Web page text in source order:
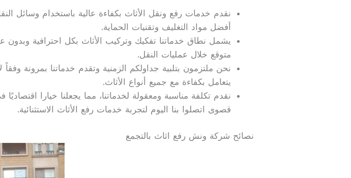
نقدم خدمات رفع ونقل الأثاث بكفاءة عالية باستخدام وسائل
أفضل مواد التغليف وتقنيات الحماية.
يشمل نطاق خدماتنا تفكيك وتركيب الأثاث بكل احترافية
متوقع خلال عمليات النقل.
نحن ملتزمون بتلبية جداولكم الزمنية وتقدم خدماتنا بمرونة وفقاً
يتعامل بكفاءة مع جميع أنواع الأثاث.
نقدم تكلفة مناسبة ومعقولة لخدماتنا، مما يجعلنا خيارا
قصوى اتصلوا بنا اليوم لتجربة خدمات رفع الأثاث الاستثنائية.
نصائح شركة ونش رفع اثاث بالتجمع